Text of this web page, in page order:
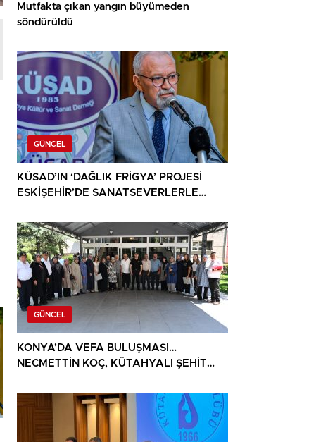
Mutfakta çıkan yangın büyümeden
söndürüldü
GÜNCEL
KÜSAD’IN ‘DAĞLIK FRİGYA’ PROJESİ
ESKİŞEHİR’DE SANATSEVERLERLE
GÜNCEL
KONYA’DA VEFA BULUŞMASI…
NECMETTİN KOÇ, KÜTAHYALI ŞEHİT